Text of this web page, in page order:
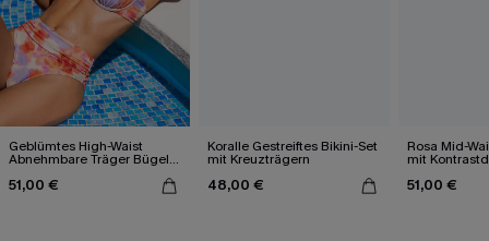
Geblümtes High-Waist
Abnehmbare Träger Bügel-
51,00 €
Koralle Gestreiftes Bikini-Set
mit Kreuzträgern
48,00 €
Rosa Mid-
mit
51,00 €